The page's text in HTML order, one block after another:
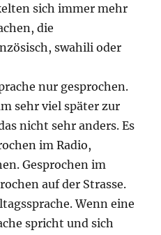
sich immer mehr
die
swahili oder
nur gesprochen.
sehr viel später zur
nicht sehr anders. Es
im Radio,
Gesprochen im
auf der Strasse.
Wenn eine
spricht und sich